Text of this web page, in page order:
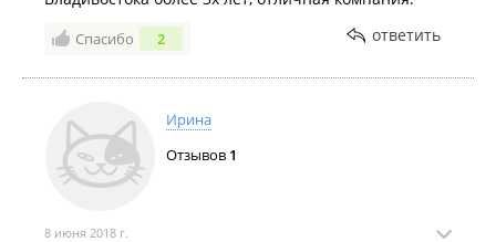
Спасибо 2 ответить
Ирина
Отзывов 1
8 июня 2018 г.